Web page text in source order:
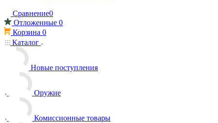
Сравнение0
Отложенные 0
Корзина 0
Каталог
Новые поступления
Оружие
Комиссионные товары